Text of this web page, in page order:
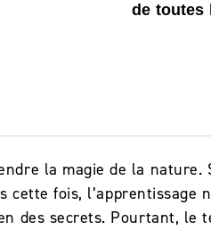
de toutes
la magie de la
cette fois,
des secrets. Pourtant,